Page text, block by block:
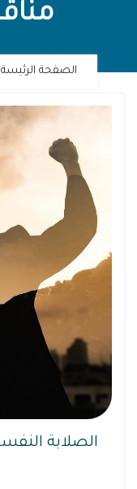
الصفحة الرئيسة
الصلابة